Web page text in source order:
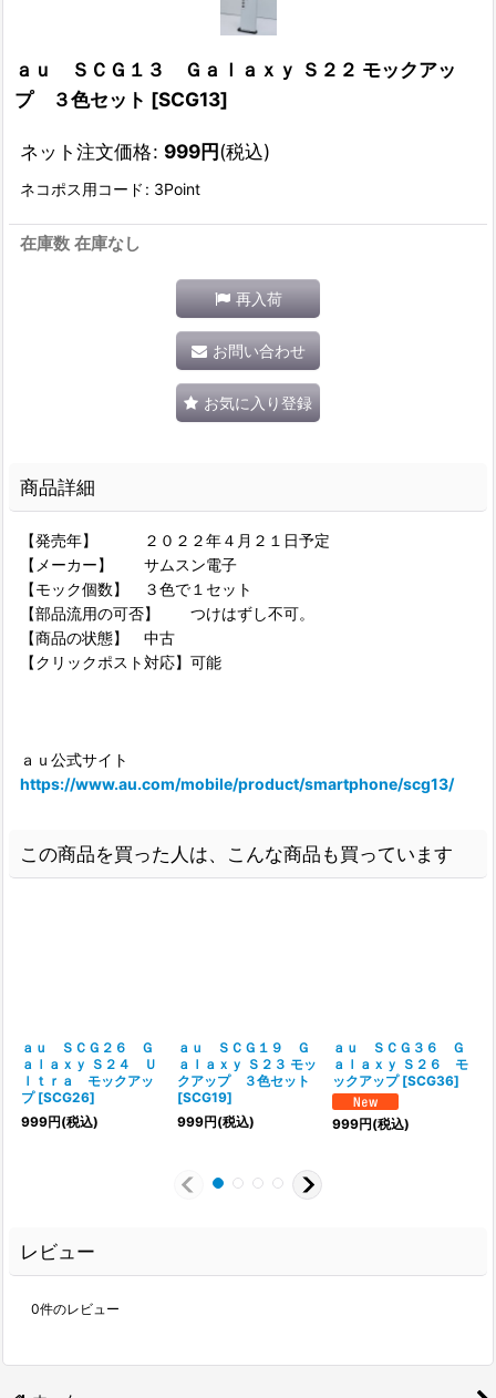
ａｕ ＳＣＧ１３ Ｇａｌａｘｙ Ｓ２２ モックアッ
プ ３色セット [SCG13]
ネット注文価格: 999円(税込)
ネコポス用コード : 3Point
在庫数 在庫なし
再入荷
お問い合わせ
お気に入り登録
商品詳細
【発売年】 ２０２２年４月２１日予定
【メーカー】 サムスン電子
【モック個数】 ３色で１セット
【部品流用の可否】 つけはずし不可。
【商品の状態】 中古
【クリックポスト対応】可能
ａｕ公式サイト
https://www.au.com/mobile/product/smartphone/scg13/
この商品を買った人は、こんな商品も買っています
ａｕ ＳＣＧ２６ Ｇ
ａｌａｘｙ Ｓ２４ Ｕ
ｌｔｒａ モックアッ
プ [SCG26]
999円(税込)
ａｕ ＳＣＧ１９ Ｇ
ａｌａｘｙ Ｓ２３ モッ
クアップ ３色セット
[SCG19]
999円(税込)
ａｕ ＳＣＧ３６ Ｇ
ａｌａｘｙ Ｓ２６ モ
ックアップ [SCG36]
999円(税込)
レビュー
0件のレビュー